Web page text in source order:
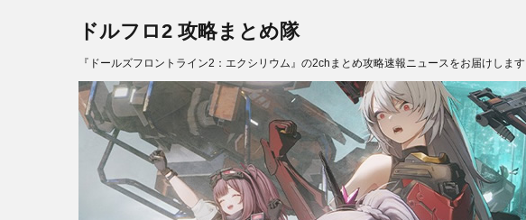
ドルフロ2 攻略まとめ隊
『ドールズフロントライン2：エクシリウム』の2chまとめ攻略速報ニュースをお届けします